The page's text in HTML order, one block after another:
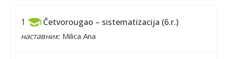
1 Četvorougao – sistematizacija (6.r.)
наставник: Milica Ana